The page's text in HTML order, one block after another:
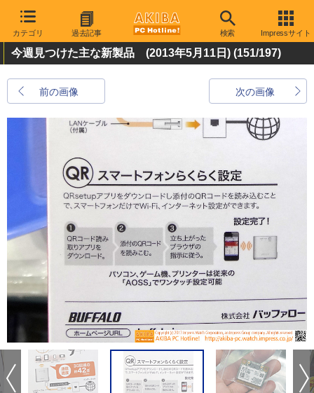
カテゴリ 過去記事 検索 Impressサイト
今週見つけた主な新製品 (2013年5月11日) (151/197)
前の画像 次の画像